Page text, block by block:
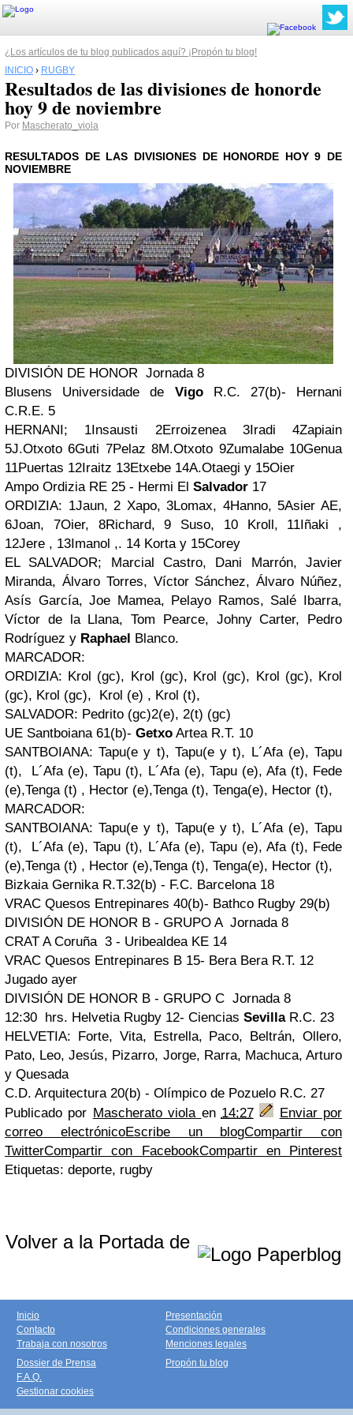
¿Los artículos de tu blog publicados aquí? ¡Propón tu blog!
INICIO › RUGBY
Resultados de las divisiones de honorde
hoy 9 de noviembre
Por Mascherato_viola
RESULTADOS DE LAS DIVISIONES DE HONORDE HOY 9 DE
NOVIEMBRE
DIVISIÓN DE HONOR Jornada 8
Blusens Universidade de VigoR.C. 27(b)- Hernani
C.R.E. 5
HERNANI; 1Insausti 2Erroizenea 3Iradi 4Zapiain
5J.Otxoto 6Guti 7Pelaz 8M.Otxoto 9Zumalabe 10Genua
11Puertas 12Iraitz 13Etxebe 14A.Otaegi y 15Oier
Ampo Ordizia RE 25 - Hermi El Salvador 17
ORDIZIA: 1Jaun, 2 Xapo, 3Lomax, 4Hanno, 5Asier AE,
6Joan, 7Oier, 8Richard, 9 Suso, 10 Kroll, 11Iñaki ,
12Jere , 13Imanol ,. 14 Korta y 15Corey
EL SALVADOR; Marcial Castro, Dani Marrón, Javier
Miranda, Álvaro Torres, Víctor Sánchez, Álvaro Núñez,
Asís García, Joe Mamea, Pelayo Ramos, Salé Ibarra,
Víctor de la Llana, Tom Pearce, Johny Carter, Pedro
Rodríguez y Raphael Blanco.
MARCADOR:
ORDIZIA: Krol (gc), Krol (gc), Krol (gc), Krol (gc), Krol
(gc), Krol (gc), Krol (e) , Krol (t),
SALVADOR: Pedrito (gc)2(e), 2(t) (gc)
UE Santboiana 61(b)- Getxo Artea R.T. 10
SANTBOIANA: Tapu(e y t), Tapu(e y t), L´Afa (e), Tapu
(t), L´Afa (e), Tapu (t), L´Afa (e), Tapu (e), Afa (t), Fede
(e),Tenga (t) , Hector (e),Tenga (t), Tenga(e), Hector (t),
MARCADOR:
SANTBOIANA: Tapu(e y t), Tapu(e y t), L´Afa (e), Tapu
(t), L´Afa (e), Tapu (t), L´Afa (e), Tapu (e), Afa (t), Fede
(e),Tenga (t) , Hector (e),Tenga (t), Tenga(e), Hector (t),
Bizkaia Gernika R.T.32(b) - F.C. Barcelona 18
VRAC Quesos Entrepinares 40(b)- Bathco Rugby 29(b)
DIVISIÓN DE HONOR B - GRUPO A Jornada 8
CRAT A Coruña 3 - Uribealdea KE 14
VRAC Quesos Entrepinares B 15- Bera Bera R.T. 12
Jugado ayer
DIVISIÓN DE HONOR B - GRUPO C Jornada 8
12:30 hrs. Helvetia Rugby 12- Ciencias SevillaR.C. 23
HELVETIA: Forte, Vita, Estrella, Paco, Beltrán, Ollero,
Pato, Leo, Jesús, Pizarro, Jorge, Rarra, Machuca, Arturo
y Quesada
C.D. Arquitectura 20(b) - Olímpico de Pozuelo R.C. 27
Publicado por Mascherato viola en 14:27
Enviar por
correo electrónicoEscribe un blogCompartir con
TwitterCompartir con FacebookCompartir en Pinterest
Etiquetas: deporte, rugby
Volver a la Portada de
Inicio
Contacto
Trabaja con nosotros
Presentación
Condiciones generales
Menciones legales
Dossier de Prensa
F.A.Q.
Gestionar cookies
Propón tu blog